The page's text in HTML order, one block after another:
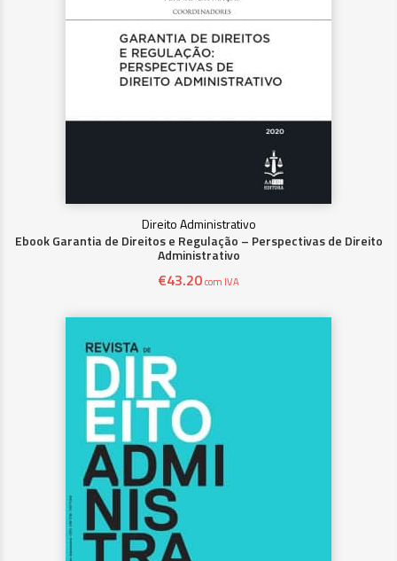
Direito Administrativo
Ebook Garantia de Direitos e Regulação – Perspectivas de Direito
Administrativo
€43.20com IVA